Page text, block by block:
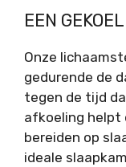
EEN
Onze
gedurende de
tegen de tijd
afkoeling helpt
bereiden op
ideale